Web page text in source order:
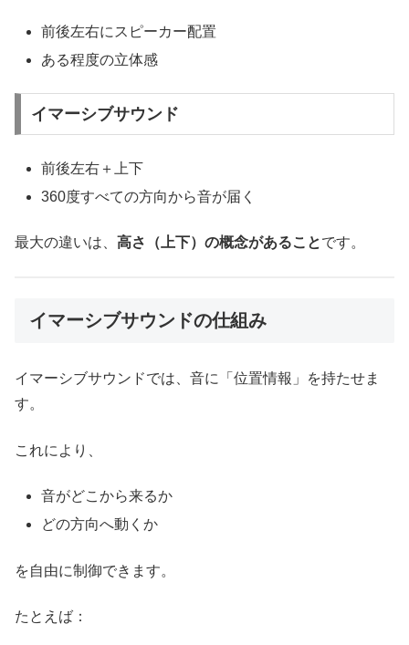
前後左右にスピーカー配置
ある程度の立体感
イマーシブサウンド
前後左右＋上下
360度すべての方向から音が届く
最大の違いは、 高さ（上下）の概念があることです。
イマーシブサウンドの仕組み
イマーシブサウンドでは、音に「位置情報」を持たせま
す。
これにより、
音がどこから来るか
どの方向へ動くか
を自由に制御できます。
たとえば：